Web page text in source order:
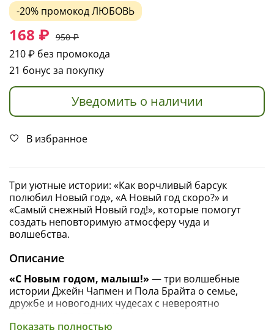
-20% промокодЛЮБОВЬ
168 ₽ 950 ₽
210 ₽ без промокода
21 бонус за покупку
Уведомить о наличии
В избранное
Три уютные истории: «Как ворчливый барсук
полюбил Новый год», «А Новый год скоро?» и
«Самый снежный Новый год!», которые помогут
создать неповторимую атмосферу чуда и
волшебства.
Описание
«С Новым годом, малыш!» —три волшебные
истории Джейн Чапмен и Пола Брайта о семье,
дружбе и новогодних чудесах с невероятно
Показать полностью